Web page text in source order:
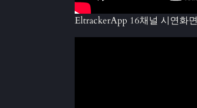
EltrackerApp 16채널 시연화면